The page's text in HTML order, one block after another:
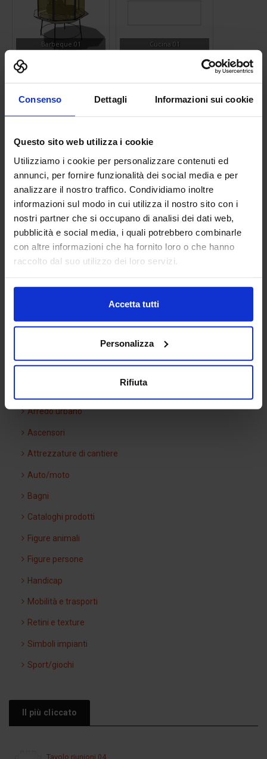
Consenso Dettagli Informazioni sui cookie
Questo sito web utilizza i cookie
Utilizziamo i cookie per personalizzare contenuti ed
annunci, per fornire funzionalità dei social media e per
analizzare il nostro traffico. Condividiamo inoltre
informazioni sul modo in cui utilizza il nostro sito con i
nostri partner che si occupano di analisi dei dati web,
pubblicità e social media, i quali potrebbero combinarle
con altre informazioni che ha fornito loro o che hanno
raccolto dal suo utilizzo dei loro servizi.
Accetta tutti
Personalizza
Rifiuta
Barbeque 01 Cucina 01
Lavandino 23
Categorie Blocchi CAD
Arredi interni
Arredo urbano
Ascensori
Attrezzature di cantiere
Auto/moto
Bagni
Cataloghi prodotti
Figure animali
Figure persone
Handicap
Mobilità e trasporti
Retini e texture
Simboli impianti
Sport/giochi
Il più cliccato
Tavolo riunioni 04